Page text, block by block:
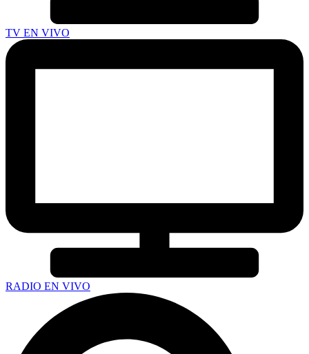
TV EN VIVO
RADIO EN VIVO